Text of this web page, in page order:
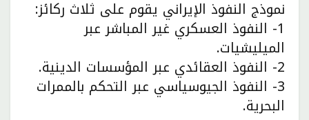
نموذج النفوذ الإيراني يقوم على ثلاث ركائز:
1- النفوذ العسكري غير المباشر عبر
الميليشيات.
2- النفوذ العقائدي عبر المؤسسات الدينية.
3- النفوذ الجيوسياسي عبر التحكم بالممرات
البحرية.